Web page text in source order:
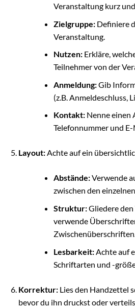
Veranstaltung kurz
Zielgruppe:Definiere
Veranstaltung.
Nutzen:Erkläre,
Teilnehmer von der
Anmeldung:Gib
(z.B. Anmeldeschluss,
Kontakt:Nenne einen
Telefonnummer und
Layout:Achte auf ein
Abstände:Verwende
zwischen den
Struktur:Gliedere den
verwende
Lesbarkeit:Achte auf
Schriftarten und -
Korrektur:Lies den Handzettel
bevor du ihn druckst oder